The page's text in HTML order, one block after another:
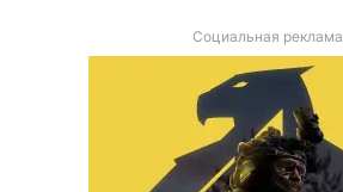
Социальная реклама